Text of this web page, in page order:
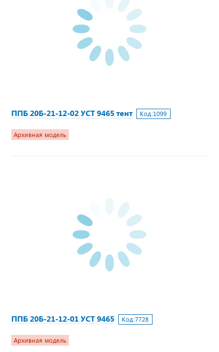
ППБ 20Б-21-12-02 УСТ 9465 тент Код:1099
Архивная модель
ППБ 20Б-21-12-01 УСТ 9465 Код:7728
Архивная модель